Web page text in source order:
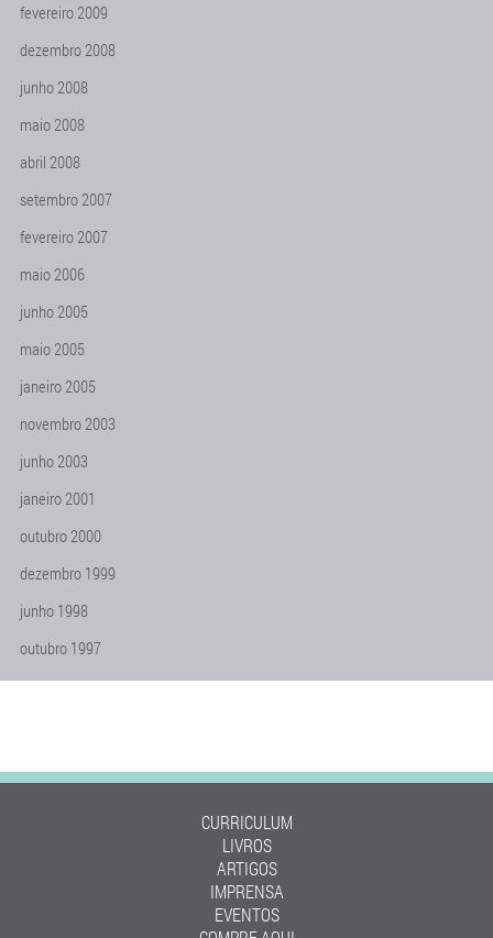
fevereiro 2009
dezembro 2008
junho 2008
maio 2008
abril 2008
setembro 2007
fevereiro 2007
maio 2006
junho 2005
maio 2005
janeiro 2005
novembro 2003
junho 2003
janeiro 2001
outubro 2000
dezembro 1999
junho 1998
outubro 1997
CURRICULUM
LIVROS
ARTIGOS
IMPRENSA
EVENTOS